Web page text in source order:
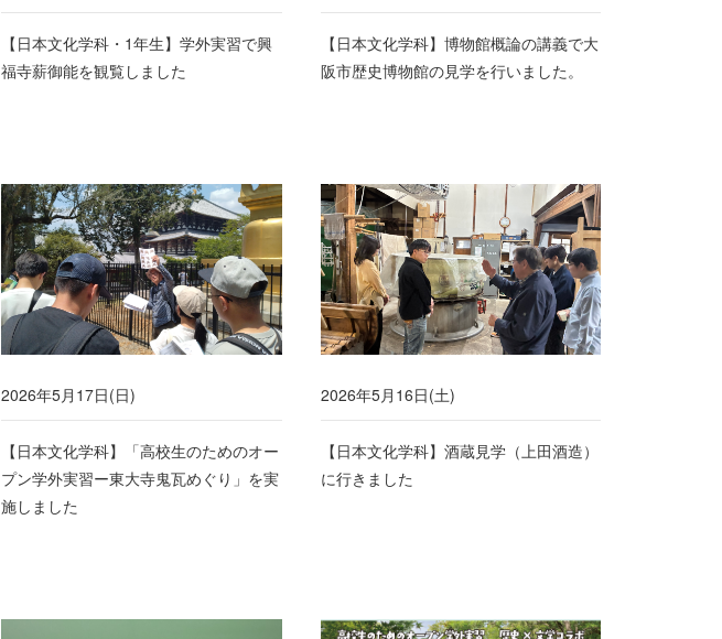
【日本文化学科・1年生】学外実習で興
福寺薪御能を観覧しました
【日本文化学科】博物館概論の講義で大
阪市歴史博物館の見学を行いました。
2026年5月17日(日)
【日本文化学科】「高校生のためのオー
プン学外実習ー東大寺鬼瓦めぐり」を実
施しました
2026年5月16日(土)
【日本文化学科】酒蔵見学（上田酒造）
に行きました